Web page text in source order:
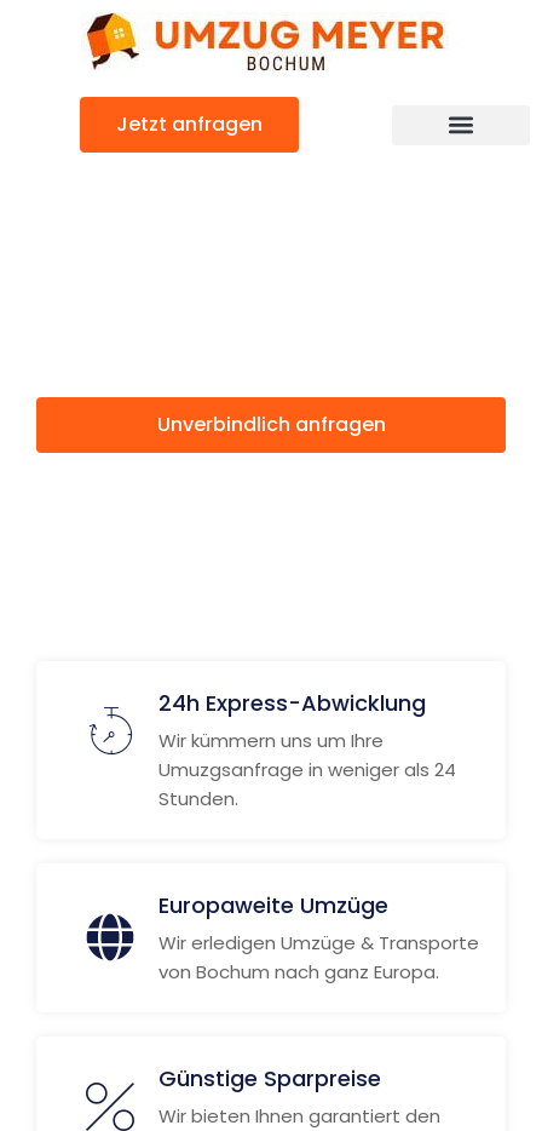
Jetzt anfragen
Unverbindlich anfragen
24h Express-Abwicklung
Wir kümmern uns um Ihre
Umuzgsanfrage in weniger als 24
Stunden.
Europaweite Umzüge
Wir erledigen Umzüge & Transporte
von Bochum nach ganz Europa.
Günstige Sparpreise
Wir bieten Ihnen garantiert den